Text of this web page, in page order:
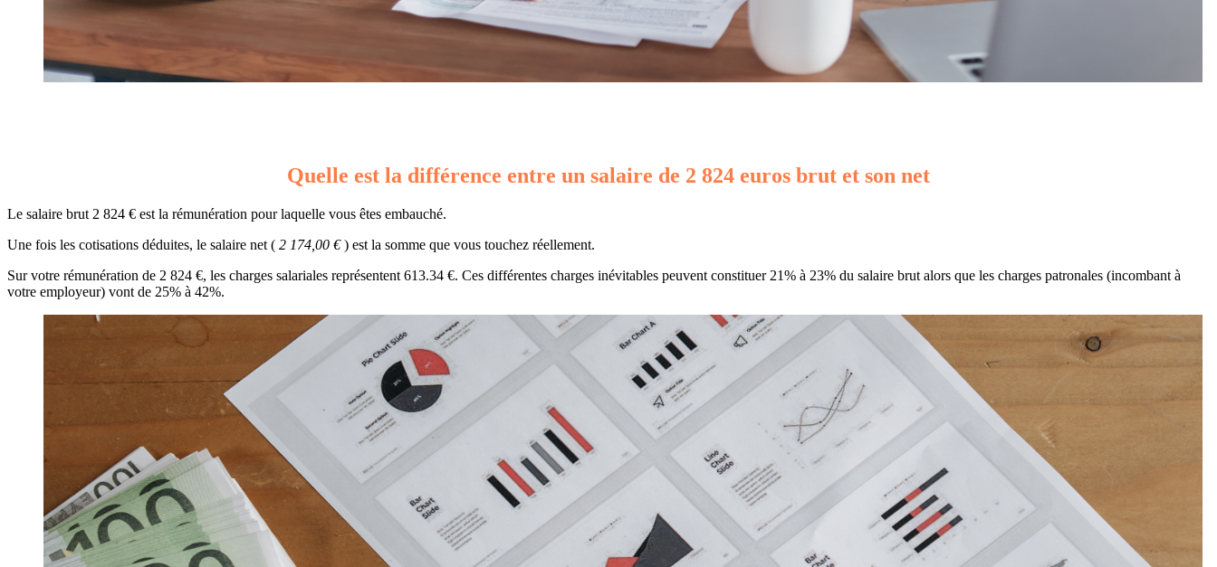
Quelle est la différence entre un salaire de 2 824 euros brut et son net
Le salaire brut 2 824 € est la rémunération pour laquelle vous êtes embauché.
Une fois les cotisations déduites, le salaire net ( 2 174,00 €) est la somme que vous touchez réellement.
Sur votre rémunération de 2 824 €, les charges salariales représentent 613.34 €. Ces différentes charges inévitables peuvent constituer 21% à 23% du salaire brut alors que les charges patronales (incombant à
votre employeur) vont de 25% à 42%.